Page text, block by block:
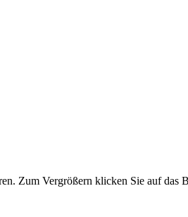
Zum Vergrößern klicken Sie auf das